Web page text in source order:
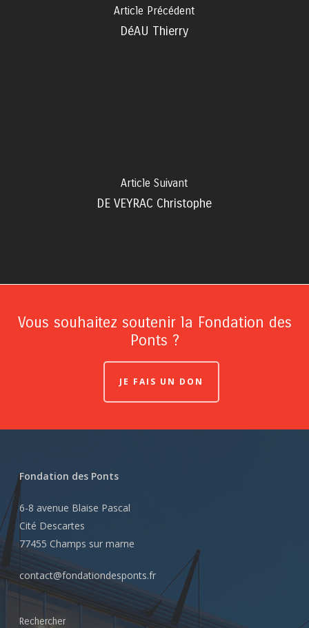
Article Précédent
DéAU Thierry
Article Suivant
DE VEYRAC Christophe
Vous souhaitez soutenir la Fondation des
Ponts ?
JE FAIS UN DON
Fondation des Ponts
6-8 avenue Blaise Pascal
Cité Descartes
77455 Champs sur marne
contact@fondationdesponts.fr
Rechercher